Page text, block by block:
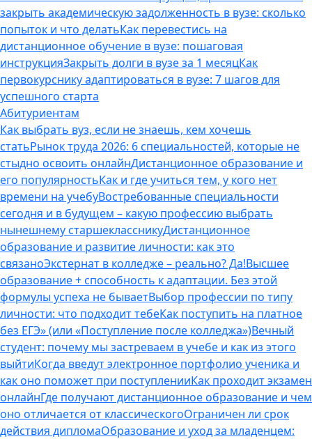
закрыть академическую задолженность в вузе: сколько
попыток и что делатьКак перевестись на
дистанционное обучение в вузе: пошаговая
инструкцияЗакрыть долги в вузе за 1 месяцКак
первокурснику адаптироваться в вузе: 7 шагов для
успешного старта
Абитуриентам
Как выбрать вуз, если не знаешь, кем хочешь
статьРынок труда 2026: 6 специальностей, которые не
стыдно освоить онлайнДистанционное образование и
его популярностьКак и где учиться тем, у кого нет
времени на учебуВостребованные специальности
сегодня и в будущем – какую профессию выбрать
нынешнему старшеклассникуДистанционное
образование и развитие личности: как это
связаноЭкстернат в колледже – реально? Да!Высшее
образование + способность к адаптации. Без этой
формулы успеха не бываетВыбор профессии по типу
личности: что подходит тебеКак поступить на платное
без ЕГЭ» (или «Поступление после колледжа»)Вечный
студент: почему мы застреваем в учебе и как из этого
выйтиКогда введут электронное портфолио ученика и
как оно поможет при поступленииКак проходит экзамен
онлайнГде получают дистанционное образование и чем
оно отличается от классическогоОграничен ли срок
действия дипломаОбразование и уход за младенцем: